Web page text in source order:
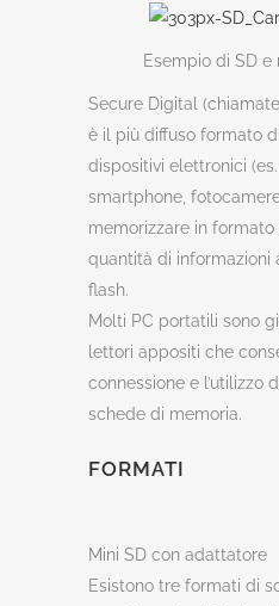
Esempio di SD e
Secure Digital
è il più diffuso formato
dispositivi elettronici
smartphone,
memorizzare in
quantità di informazioni
flash.
Molti PC portatili sono
lettori appositi che
connessione e l’utilizzo
schede di memoria.
FORMATI
Mini SD con adattatore
Esistono tre formati di